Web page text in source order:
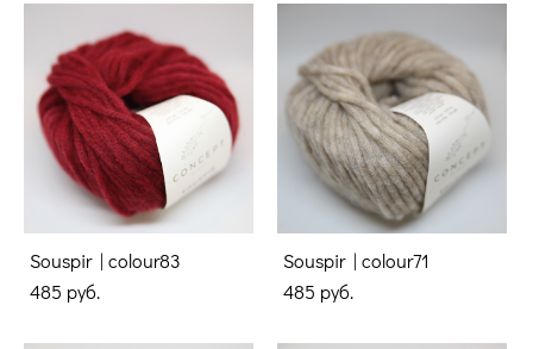
Souspir | colour83
485 pуб.
Souspir | colour71
485 pуб.